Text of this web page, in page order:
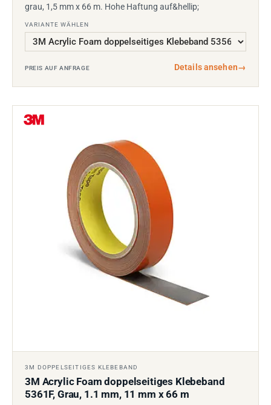
grau, 1,5 mm x 66 m. Hohe Haftung auf&hellip;
VARIANTE WÄHLEN
PREIS AUF ANFRAGE Details ansehen→
3M DOPPELSEITIGES KLEBEBAND
3M Acrylic Foam doppelseitiges Klebeband
5361F, Grau, 1.1 mm, 11 mm x 66 m